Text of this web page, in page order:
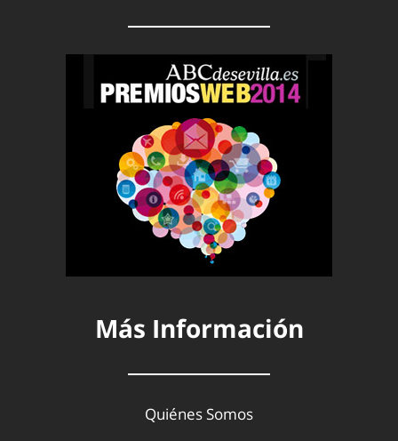
Más Información
Quiénes Somos